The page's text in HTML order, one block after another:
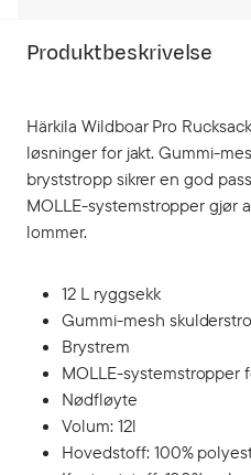
Produktbeskrivelse
Härkila Wildboar Pro
løsninger for jakt. Gummi-
bryststropp sikrer en god
MOLLE-systemstropper gjør
lommer.
12 L ryggsekk
Gummi-mesh
Brystrem
MOLLE-
Nødfløyte
Volum: 12l
Hovedstoff: 100%